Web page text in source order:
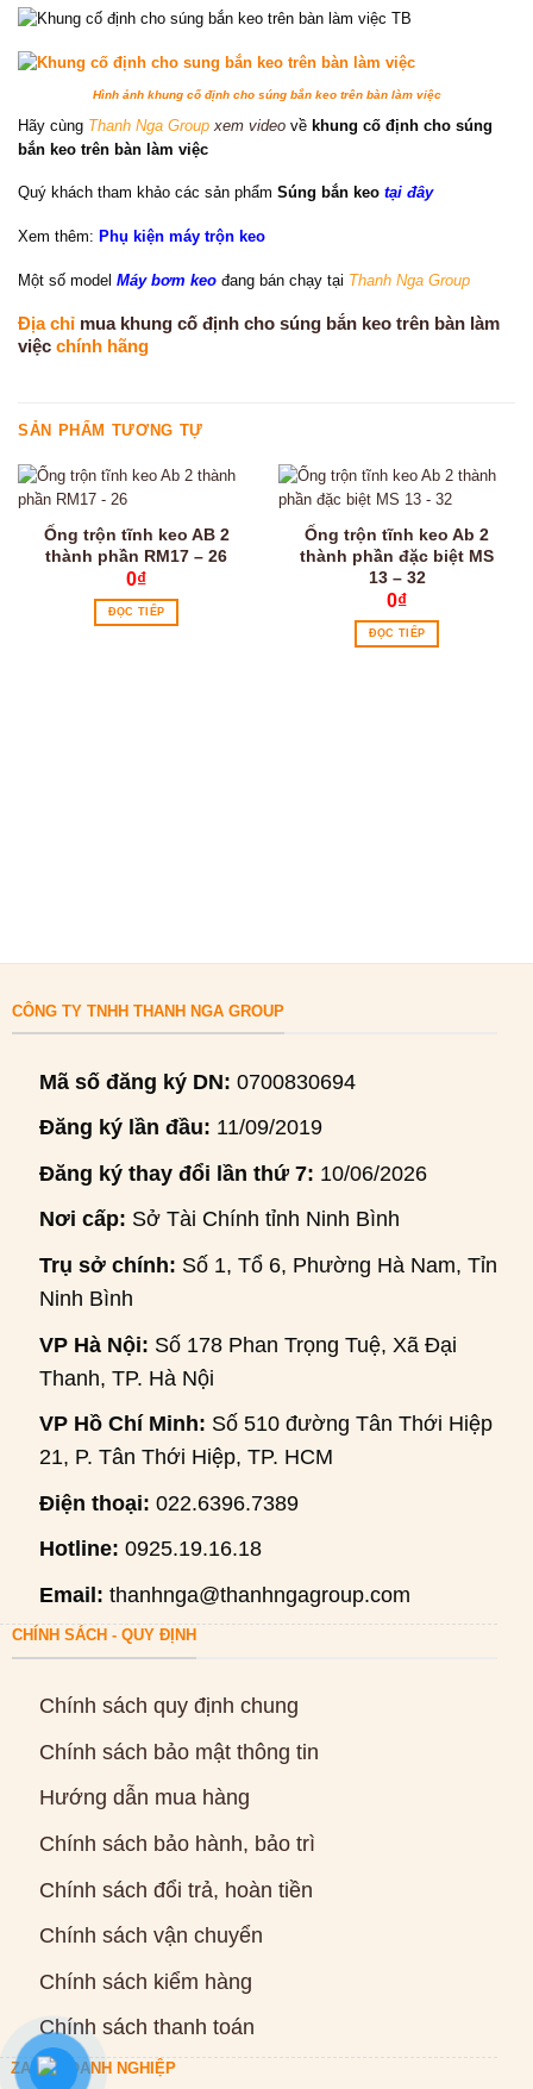
Hình ảnh khung cố định cho súng bắn keo trên bàn làm việc
Hãy cùng Thanh Nga Group xem video về khung cố định cho súng
bắn keo trên bàn làm việc
Quý khách tham khảo các sản phẩm Súng bắn keo tại đây
Xem thêm: Phụ kiện máy trộn keo
Một số model Máy bơm keo đang bán chạy tại Thanh Nga Group
Địa chỉ mua khung cố định cho súng bắn keo trên bàn làm
việc chính hãng
SẢN PHẨM TƯƠNG TỰ
Ống trộn tĩnh keo AB 2
thành phần RM17 – 26
0₫
ĐỌC TIẾP
Ống trộn tĩnh keo Ab 2
thành phần đặc biệt MS
13 – 32
0₫
ĐỌC TIẾP
CÔNG TY TNHH THANH NGA GROUP
Mã số đăng ký DN: 0700830694
Đăng ký lần đầu: 11/09/2019
Đăng ký thay đổi lần thứ 7: 10/06/2026
Nơi cấp: Sở Tài Chính tỉnh Ninh Bình
Trụ sở chính: Số 1, Tổ 6, Phường Hà Nam, Tỉnh
Ninh Bình
VP Hà Nội: Số 178 Phan Trọng Tuệ, Xã Đại
Thanh, TP. Hà Nội
VP Hồ Chí Minh: Số 510 đường Tân Thới Hiệp
21, P. Tân Thới Hiệp, TP. HCM
Điện thoại: 022.6396.7389
Hotline: 0925.19.16.18
Email: thanhnga@thanhngagroup.com
CHÍNH SÁCH - QUY ĐỊNH
Chính sách quy định chung
Chính sách bảo mật thông tin
Hướng dẫn mua hàng
Chính sách bảo hành, bảo trì
Chính sách đổi trả, hoàn tiền
Chính sách vận chuyển
Chính sách kiểm hàng
Chính sách thanh toán
ZALO DOANH NGHIỆP